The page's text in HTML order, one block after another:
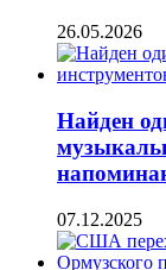
26.05.2026
Найден
07.12.2025